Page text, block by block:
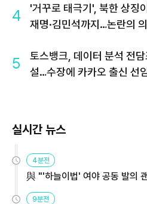
4
'거꾸로 태극기', 북한 상징
재명·김민석까지…논란의
5
토스뱅크, 데이터 분석 전담
설…수장에 카카오 출신 선
실시간 뉴스
4분전
與 "'하늘이법' 여야 공동 발의
9분전